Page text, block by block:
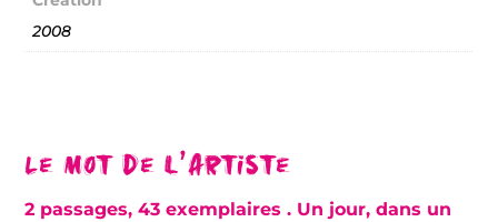
2008
Le mot de l’artiste
2 passages, 43 exemplaires . Un jour, dans un